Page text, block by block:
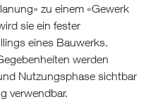
zu einem «Gewerk
sie ein fester
eines Bauwerks.
werden
Nutzungsphase sichtbar
verwendbar.